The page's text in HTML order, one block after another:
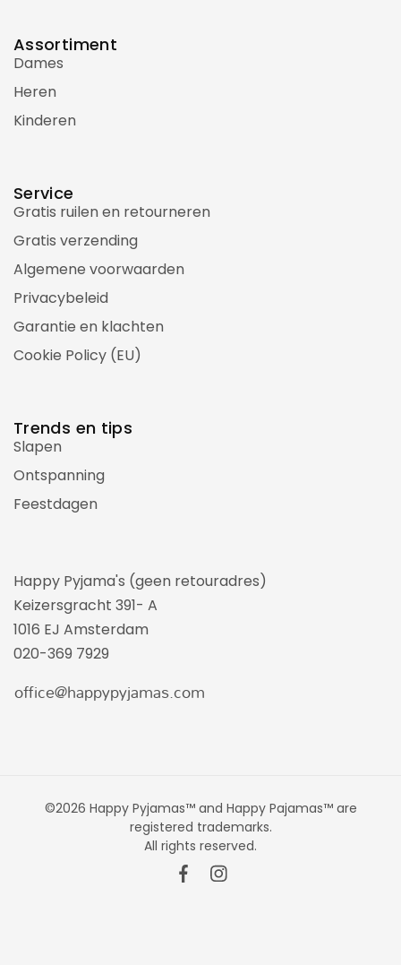
Assortiment
Dames
Heren
Kinderen
Service
Gratis ruilen en retourneren
Gratis verzending
Algemene voorwaarden
Privacybeleid
Garantie en klachten
Cookie Policy (EU)
Trends en tips
Slapen
Ontspanning
Feestdagen
Happy Pyjama's (geen retouradres)
Keizersgracht 391- A
1016 EJ Amsterdam
020-369 7929
©2026 Happy Pyjamas™ and Happy Pajamas™ are
registered trademarks.
All rights reserved.